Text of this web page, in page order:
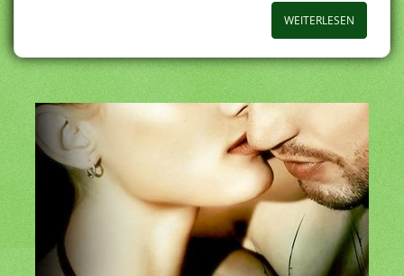
WEITERLESEN